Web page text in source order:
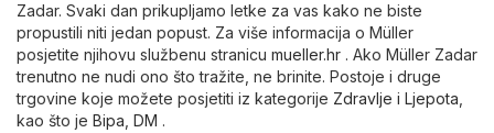
Zadar. Svaki dan prikupljamo letke za vas kako ne biste
propustili niti jedan popust. Za više informacija o Müller
posjetite njihovu službenu stranicu mueller.hr . Ako Müller Zadar
trenutno ne nudi ono što tražite, ne brinite. Postoje i druge
trgovine koje možete posjetiti iz kategorije Zdravlje i Ljepota
kao što je Bipa DM .